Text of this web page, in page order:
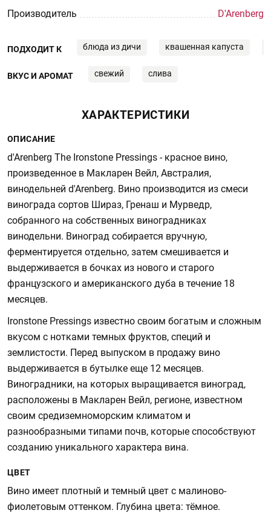
Производитель D'Arenberg
ПОДХОДИТ К блюда из дичи квашенная капуста
ВКУС И АРОМАТ свежий слива
ХАРАКТЕРИСТИКИ
ОПИСАНИЕ
d'Arenberg The Ironstone Pressings - красное вино,
произведенное в Макларен Вейл, Австралия,
винодельней d'Arenberg. Вино производится из смеси
винограда сортов Шираз, Гренаш и Мурведр,
собранного на собственных виноградниках
винодельни. Виноград собирается вручную,
ферментируется отдельно, затем смешивается и
выдерживается в бочках из нового и старого
французского и американского дуба в течение 18
месяцев.
Ironstone Pressings известно своим богатым и сложным
вкусом с нотками темных фруктов, специй и
землистости. Перед выпуском в продажу вино
выдерживается в бутылке еще 12 месяцев.
Виноградники, на которых выращивается виноград,
расположены в Макларен Вейл, регионе, известном
своим средиземноморским климатом и
разнообразными типами почв, которые способствуют
созданию уникального характера вина.
ЦВЕТ
Вино имеет плотный и темный цвет с малиново-
фиолетовым оттенком. Глубина цвета: тёмное.